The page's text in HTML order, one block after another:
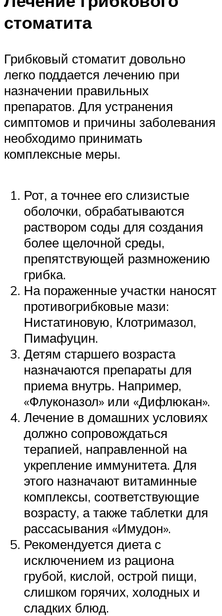
стоматита
Грибковый стоматит довольно
легко поддается лечению при
назначении правильных
препаратов. Для устранения
симптомов и причины заболевания
необходимо принимать
комплексные меры.
Рот, а точнее его слизистые
оболочки, обрабатываются
раствором соды для создания
более щелочной среды,
препятствующей размножению
грибка.
На пораженные участки наносят
противогрибковые мази:
Нистатиновую, Клотримазол,
Пимафуцин.
Детям старшего возраста
назначаются препараты для
приема внутрь. Например,
«Флуконазол» или «Дифлюкан».
Лечение в домашних условиях
должно сопровождаться
терапией, направленной на
укрепление иммунитета. Для
этого назначают витаминные
комплексы, соответствующие
возрасту, а также таблетки для
рассасывания «Имудон».
Рекомендуется диета с
исключением из рациона
грубой, кислой, острой пищи,
слишком горячих, холодных и
сладких блюд.